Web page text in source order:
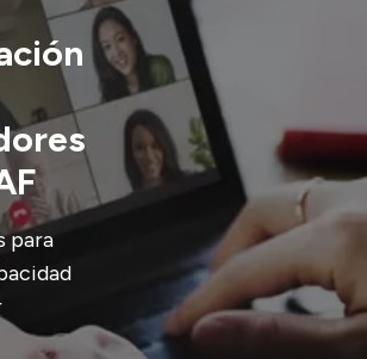
a proveedores
para